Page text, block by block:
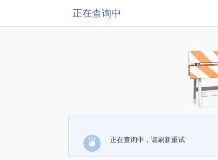
正在查询中
正在查询中，请刷新重试